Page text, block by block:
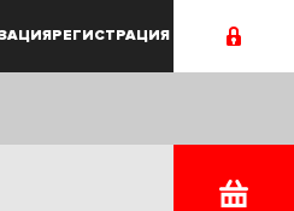
РЕГИСТРАЦИЯ